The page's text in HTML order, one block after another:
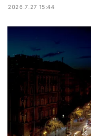
2026.7.27 15:44